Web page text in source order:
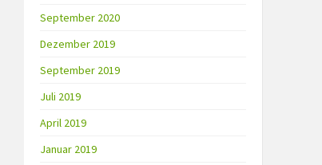
September 2020
Dezember 2019
September 2019
Juli 2019
April 2019
Januar 2019